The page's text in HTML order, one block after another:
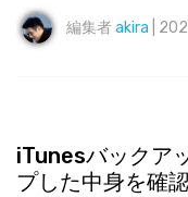
編集者akira |
iTunesバックア
プした中身を確